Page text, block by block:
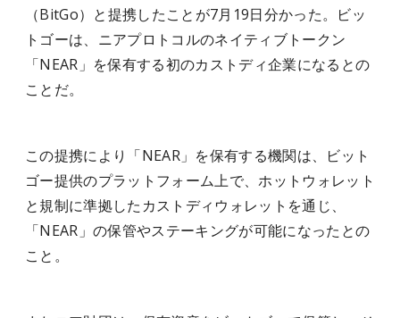
（BitGo）と提携したことが7月19日分かった。ビッ
トゴーは、ニアプロトコルのネイティブトークン
「NEAR」を保有する初のカストディ企業になるとの
ことだ。
この提携により「NEAR」を保有する機関は、ビット
ゴー提供のプラットフォーム上で、ホットウォレット
と規制に準拠したカストディウォレットを通じ、
「NEAR」の保管やステーキングが可能になったとの
こと。